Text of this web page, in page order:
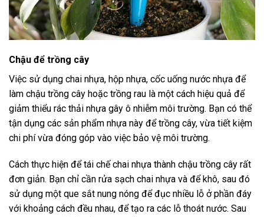
Chậu để trồng cây
Việc sử dụng chai nhựa, hộp nhựa, cốc uống nước nhựa để
làm chậu trồng cây hoặc trồng rau là một cách hiệu quả để
giảm thiểu rác thải nhựa gây ô nhiễm môi trường. Bạn có thể
tận dụng các sản phẩm nhựa này để trồng cây, vừa tiết kiệm
chi phí vừa đóng góp vào việc bảo vệ môi trường.
Cách thực hiện để tái chế chai nhựa thành chậu trồng cây rất
đơn giản. Bạn chỉ cần rửa sạch chai nhựa và để khô, sau đó
sử dụng một que sắt nung nóng để đục nhiều lỗ ở phần đáy
với khoảng cách đều nhau, để tạo ra các lỗ thoát nước. Sau